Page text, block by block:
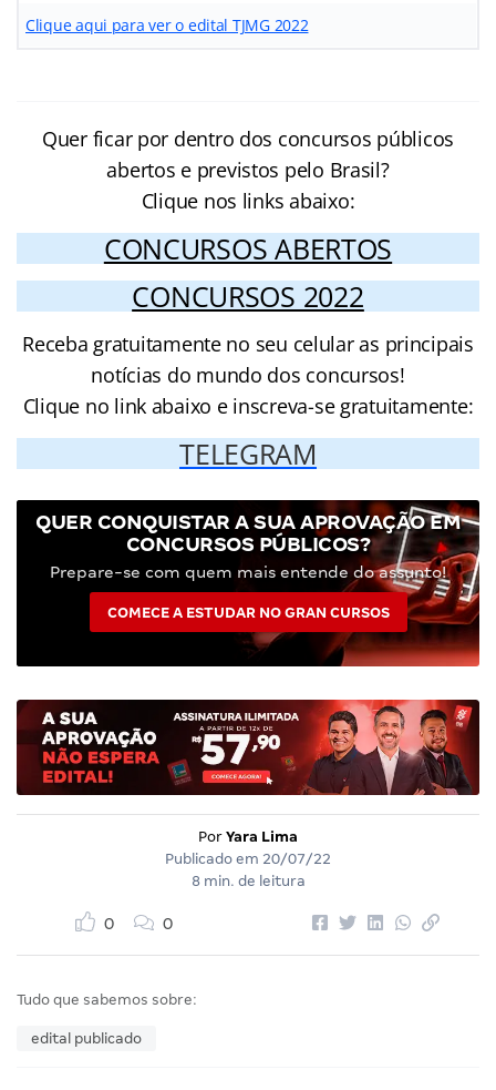
Clique aqui para ver o edital TJMG 2022
Quer ficar por dentro dos concursos públicos
abertos e previstos pelo Brasil?
Clique nos links abaixo:
CONCURSOS ABERTOS
CONCURSOS 2022
Receba gratuitamente no seu celular as principais
notícias do mundo dos concursos!
Clique no link abaixo e inscreva-se gratuitamente:
TELEGRAM
QUER CONQUISTAR A SUA APROVAÇÃO EM
CONCURSOS PÚBLICOS?
Prepare-se com quem mais entende do assunto!
COMECE A ESTUDAR NO GRAN CURSOS
Por Yara Lima
Publicado em 20/07/22
8 min. de leitura
0 0
Tudo que sabemos sobre:
edital publicado